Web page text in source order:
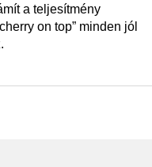
a teljesítmény
on top” minden jól